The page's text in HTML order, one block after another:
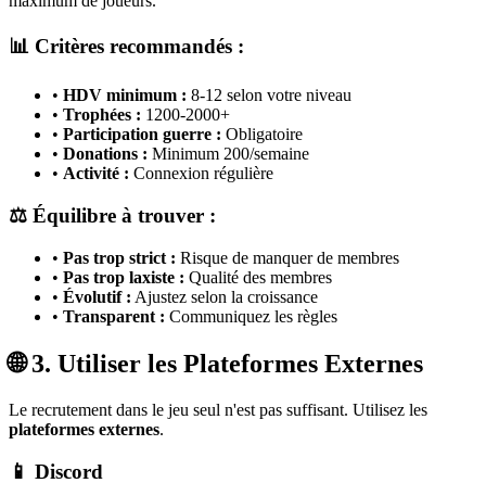
📊 Critères recommandés :
• HDV minimum : 8-12 selon votre niveau
• Trophées : 1200-2000+
• Participation guerre : Obligatoire
• Donations : Minimum 200/semaine
• Activité : Connexion régulière
⚖️ Équilibre à trouver :
• Pas trop strict : Risque de manquer de membres
• Pas trop laxiste : Qualité des membres
• Évolutif : Ajustez selon la croissance
• Transparent : Communiquez les règles
🌐 3. Utiliser les Plateformes Externes
Le recrutement dans le jeu seul n'est pas suffisant. Utilisez les
plateformes externes.
📱 Discord